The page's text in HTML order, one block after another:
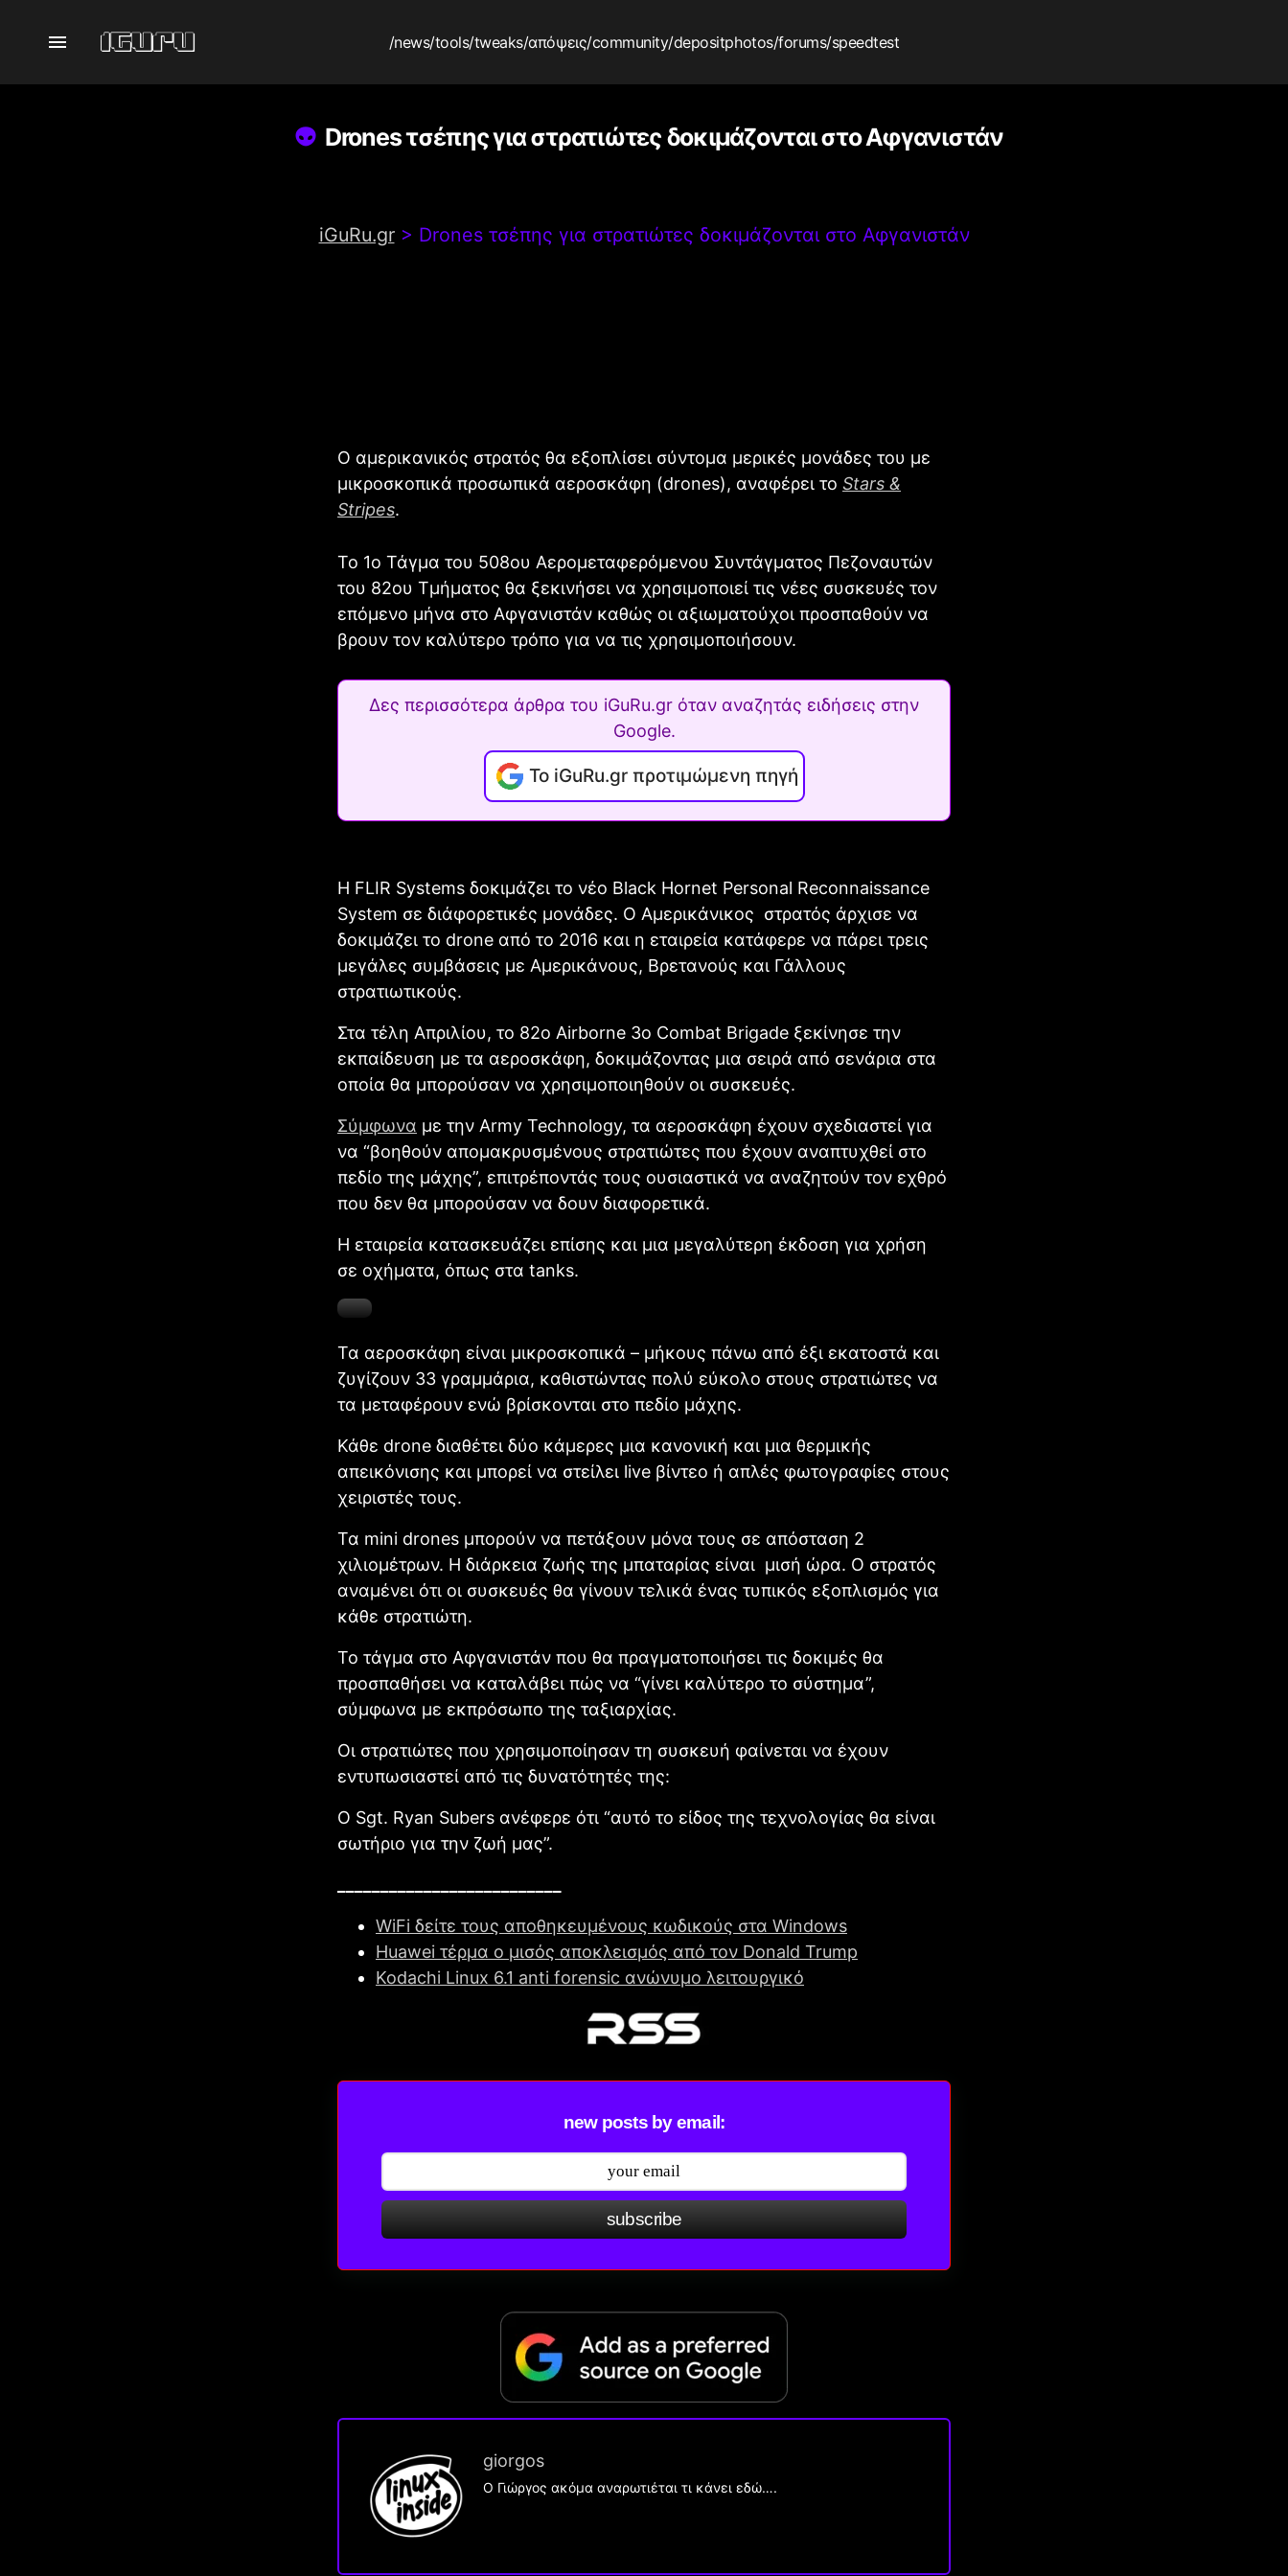
/news/tools/tweaks/απόψεις/community/depositphotos/forums/speedtest
Drones τσέπης για στρατιώτες δοκιμάζονται στο Αφγανιστάν
iGuRu.gr> Drones τσέπης για στρατιώτες δοκιμάζονται στο Αφγανιστάν
Ο αμερικανικός στρατός θα εξοπλίσει σύντομα μερικές μονάδες του με
μικροσκοπικά προσωπικά αεροσκάφη (drones), αναφέρει το Stars &
Stripes.
Το 1ο Τάγμα του 508ου Αερομεταφερόμενου Συντάγματος Πεζοναυτών
του 82ου Τμήματος θα ξεκινήσει να χρησιμοποιεί τις νέες συσκευές τον
επόμενο μήνα στο Αφγανιστάν καθώς οι αξιωματούχοι προσπαθούν να
βρουν τον καλύτερο τρόπο για να τις χρησιμοποιήσουν.
Δες περισσότερα άρθρα του iGuRu.gr όταν αναζητάς ειδήσεις στην
Google.
Το iGuRu.gr προτιμώμενη πηγή
Η FLIR Systems δοκιμάζει το νέο Black Hornet Personal Reconnaissance
System σε διάφορετικές μονάδες. Ο Αμερικάνικος στρατός άρχισε να
δοκιμάζει το drone από το 2016 και η εταιρεία κατάφερε να πάρει τρεις
μεγάλες συμβάσεις με Αμερικάνους, Βρετανούς και Γάλλους
στρατιωτικούς.
Στα τέλη Απριλίου, το 82ο Airborne 3ο Combat Brigade ξεκίνησε την
εκπαίδευση με τα αεροσκάφη, δοκιμάζοντας μια σειρά από σενάρια στα
οποία θα μπορούσαν να χρησιμοποιηθούν οι συσκευές.
Σύμφωνα με την Army Technology, τα αεροσκάφη έχουν σχεδιαστεί για
να “βοηθούν απομακρυσμένους στρατιώτες που έχουν αναπτυχθεί στο
πεδίο της μάχης”, επιτρέποντάς τους ουσιαστικά να αναζητούν τον εχθρό
που δεν θα μπορούσαν να δουν διαφορετικά.
Η εταιρεία κατασκευάζει επίσης και μια μεγαλύτερη έκδοση για χρήση
σε οχήματα, όπως στα tanks.
Τα αεροσκάφη είναι μικροσκοπικά – μήκους πάνω από έξι εκατοστά και
ζυγίζουν 33 γραμμάρια, καθιστώντας πολύ εύκολο στους στρατιώτες να
τα μεταφέρουν ενώ βρίσκονται στο πεδίο μάχης.
Κάθε drone διαθέτει δύο κάμερες μια κανονική και μια θερμικής
απεικόνισης και μπορεί να στείλει live βίντεο ή απλές φωτογραφίες στους
χειριστές τους.
Τα mini drones μπορούν να πετάξουν μόνα τους σε απόσταση 2
χιλιομέτρων. Η διάρκεια ζωής της μπαταρίας είναι μισή ώρα. Ο στρατός
αναμένει ότι οι συσκευές θα γίνουν τελικά ένας τυπικός εξοπλισμός για
κάθε στρατιώτη.
Το τάγμα στο Αφγανιστάν που θα πραγματοποιήσει τις δοκιμές θα
προσπαθήσει να καταλάβει πώς να “γίνει καλύτερο το σύστημα”,
σύμφωνα με εκπρόσωπο της ταξιαρχίας.
Οι στρατιώτες που χρησιμοποίησαν τη συσκευή φαίνεται να έχουν
εντυπωσιαστεί από τις δυνατότητές της:
Ο Sgt. Ryan Subers ανέφερε ότι “αυτό το είδος της τεχνολογίας θα είναι
σωτήριο για την ζωή μας”.
WiFi δείτε τους αποθηκευμένους κωδικούς στα Windows
Huawei τέρμα ο μισός αποκλεισμός από τον Donald Trump
Kodachi Linux 6.1 anti forensic ανώνυμο λειτουργικό
new posts by email:
subscribe
giorgos
Ο Γιώργος ακόμα αναρωτιέται τι κάνει εδώ….